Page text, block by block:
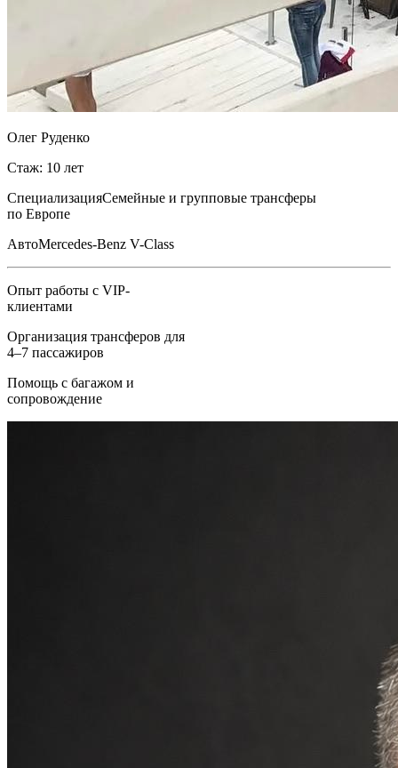
Олег Руденко
Стаж: 10 лет
СпециализацияСемейные и групповые трансферы
по Европе
АвтоMercedes-Benz V-Class
Опыт работы с VIP-
клиентами
Организация трансферов для
4–7 пассажиров
Помощь с багажом и
сопровождение